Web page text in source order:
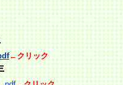
←クリック